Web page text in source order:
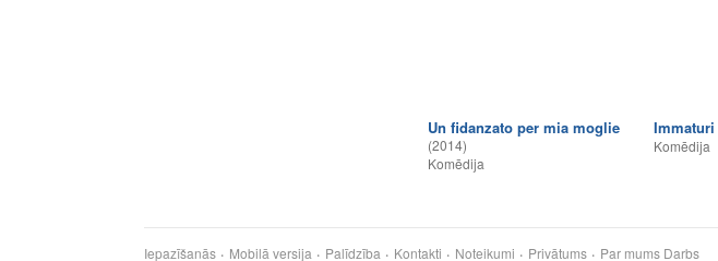
Un fidanzato per mia moglie
(2014)
Komēdija
Immaturi
Komēdija
Iepazīšanās Mobilā versija Palīdzība Kontakti Noteikumi Privātums Par mums Darbs